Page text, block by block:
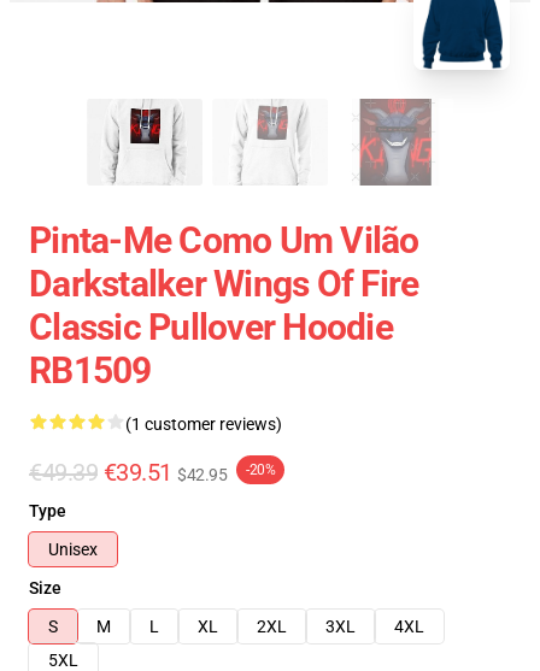
Pinta-Me Como Um Vilão
Darkstalker Wings Of Fire
Classic Pullover Hoodie
RB1509
(1 customer reviews)
€49.39 €39.51 $42.95 -20%
Type
Unisex
Size
S
M L XL 2XL 3XL
4XL
5XL